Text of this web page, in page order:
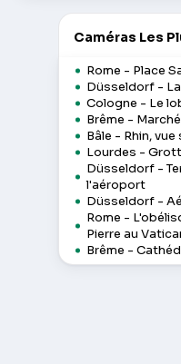
Caméras Les
Rome - Place
Düsseldorf -
Cologne - Le
Brême - Marché
Bâle - Rhin,
Lourdes -
Düsseldorf -
l'aéroport
Düsseldorf -
Rome -
Pierre au
Brême -